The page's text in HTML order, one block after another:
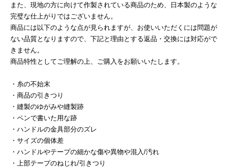
また、現地の方に向けて作製されている商品のため、日本製のような
完璧な仕上がりではございません。
商品には以下のような点が見られますが、お使いいただくには問題が
ない品質となりますので、下記と理由とする返品・交換には対応がで
きません。
商品特性としてご理解の上、ご購入をお願いいたします。
・糸の不始末
・商品の引きつり
・縫製のゆがみや縫製跡
・ペンで書いた用な跡
・ハンドルの金具部分のズレ
・サイズの個体差
・ハンドルやテープの細かな傷や異物や混入/汚れ
・上部テープのねじれ/引きつり